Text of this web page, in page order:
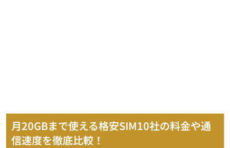
月20GBまで使える格安SIM10社の料金や通
信速度を徹底比較！